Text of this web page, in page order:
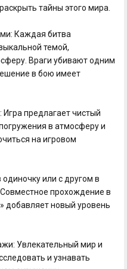
тайны этого мира.
Каждая битва
темой,
Враги убивают одним
в бою имеет
предлагает чистый
в атмосферу и
на игровом
или с другом в
прохождение в
добавляет новый уровень
Увлекательный мир и
и узнавать